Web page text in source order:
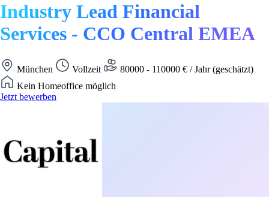
Industry Lead Financial
Services - CCO Central EMEA
München Vollzeit
80000 - 110000 € / Jahr (geschätzt)
Kein Homeoffice möglich
Jetzt bewerben